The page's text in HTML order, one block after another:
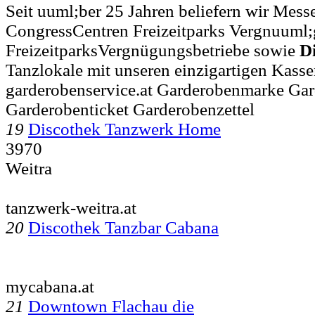
Seit uuml;ber 25 Jahren beliefern wir
CongressCentren Freizeitparks
FreizeitparksVergnügungsbetriebe sowie
Tanzlokale mit unseren einzigartigen
garderobenservice.at Garderobenmarke
Garderobenticket Garderobenzettel
19 Discothek Tanzwerk Home
3970
Weitra
tanzwerk-weitra.at
20 Discothek Tanzbar Cabana
mycabana.at
21 Downtown Flachau die